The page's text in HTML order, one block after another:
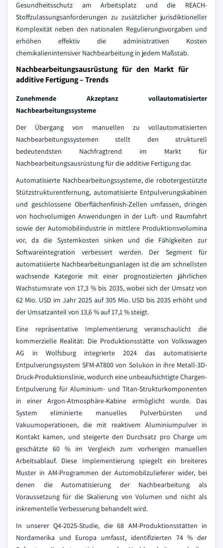
Gesundheitsschutz am Arbeitsplatz und die REACH-
Stoffzulassungsanforderungen zu zusätzlicher jurisdiktioneller
Komplexität neben den nationalen Regulierungsvorgaben und
erhöhen effektiv die administrativen Kosten
chemikalienintensiver Nachbearbeitung in jedem Maßstab.
Nachbearbeitungsausrüstung für den Markt für
additive Fertigung – Trends
Zunehmende Akzeptanz vollautomatisierter
Nachbearbeitungssysteme
Der Übergang von manuellen zu vollautomatisierten
Nachbearbeitungssystemen stellt den strukturell
bedeutendsten Nachfragtrend im Markt für
Nachbearbeitungsausrüstung für die additive Fertigung dar.
Automatisierte Nachbearbeitungssysteme, die robotergestützte
Stützstrukturentfernung, automatisierte Entpulverungskabinen
und geschlossene Oberflächenfinish-Zellen umfassen, dringen
von hochvolumigen Anwendungen in der Luft- und Raumfahrt
sowie der Automobilindustrie in mittlere Produktionsvolumina
vor, da die Systemkosten sinken und die Fähigkeiten zur
Softwareintegration verbessert werden. Der Segment für
automatisierte Nachbearbeitungsanlagen ist die am schnellsten
wachsende Kategorie mit einer prognostizierten jährlichen
Wachstumsrate von 17,3 % bis 2035, wobei sich der Umsatz von
62 Mio. USD im Jahr 2025 auf 305 Mio. USD bis 2035 erhöht und
der Umsatzanteil von 13,6 % auf 17,1 % steigt.
Eine repräsentative Implementierung veranschaulicht die
kommerzielle Realität: Die Produktionsstätte von Volkswagen
AG in Wolfsburg integrierte 2024 das automatisierte
Entpulverungssystem SFM-AT800 von Solukon in ihre Metall-3D-
Druck-Produktionslinie, wodurch eine unbeaufsichtigte Chargen-
Entpulverung für Aluminium- und Titan-Strukturkomponenten
in einer Argon-Atmosphäre-Kabine ermöglicht wurde. Das
System eliminierte manuelles Pulverbürsten und
Vakuumoperationen, die mit reaktivem Aluminiumpulver in
Kontakt kamen, und steigerte den Durchsatz pro Charge um
geschätzte 60 % im Vergleich zum vorherigen manuellen
Arbeitsablauf. Diese Implementierung spiegelt ein breiteres
Muster in AM-Programmen der Automobilzulieferer wider, bei
denen die Automatisierung der Nachbearbeitung als
Voraussetzung für die Skalierung von Volumen und nicht als
inkrementelle Verbesserung behandelt wird.
In unserer Q4-2025-Studie, die 68 AM-Produktionsstätten in
Nordamerika und Europa umfasst, identifizierten 74 % der